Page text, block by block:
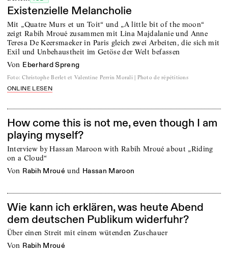
Existenzielle Melancholie
Mit „Quatre Murs et un Toit“ und „A little bit of the moon“
zeigt Rabih Mroué zusammen mit Lina Majdalanie und Anne
Teresa De Keersmaeker in Paris gleich zwei Arbeiten, die sich mit
Exil und Unbehaustheit im Getöse der Welt befassen
von Eberhard Spreng
Foto: Christophe Berlet et Valentine Perrin Morali | Photo de répétitions
ONLINE LESEN
How come this is not me, even though I am
playing myself?
Interview by Hassan Maroon with Rabih Mroué about „Riding
on a Cloud“
von Rabih Mroué und Hassan Maroon
Wie kann ich erklären, was heute Abend
dem deutschen Publikum widerfuhr?
Über einen Streit mit einem wütenden Zuschauer
von Rabih Mroué